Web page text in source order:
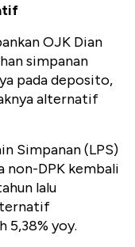
OJK Dian
simpanan
pada deposito,
alternatif
Simpanan (LPS)
non-DPK kembali
lalu
5,38% yoy.